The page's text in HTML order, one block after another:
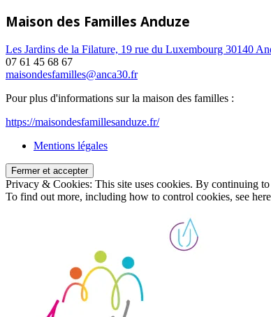
Maison des Familles Anduze
Les Jardins de la Filature, 19 rue du Luxembourg 30140
07 61 45 68 67
maisondesfamilles@anca30.fr
Pour plus d'informations sur la maison des familles :
https://maisondesfamillesanduze.fr/
Mentions légales
Privacy & Cookies: This site uses cookies. By continuing
To find out more, including how to control cookies, see